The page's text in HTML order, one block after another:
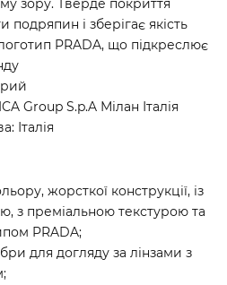
зору. Тверде покриття
подряпин і зберігає якість
логотип PRADA, що підкреслює
Group S.p.A Мілан Італія
Італія
жорсткої конструкції, із
з преміальною текстурою та
PRADA;
для догляду за лінзами з